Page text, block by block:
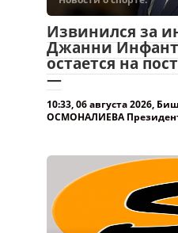
Новости о спорте.
Извинился за
Джанни
остается на
—
10:33, 06 августа 2026,